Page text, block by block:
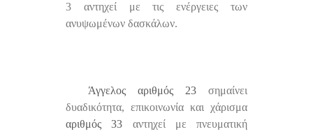
3 αντηχεί με τις ενέργειες των
ανυψωμένων δασκάλων.
Άγγελος αριθμός 23 σημαίνει
δυαδικότητα, επικοινωνία και χάρισμα
αριθμός 33 αντηχεί με πνευματική